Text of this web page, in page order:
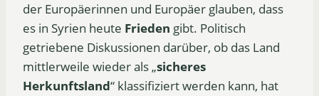
der Europäerinnen und Europäer glauben, dass
es in Syrien heute Frieden gibt. Politisch
getriebene Diskussionen darüber, ob das Land
mittlerweile wieder als „sicheres
Herkunftsland“ klassifiziert werden kann, hat